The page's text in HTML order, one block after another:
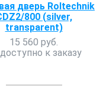
дверь Roltechnik
800 (silver,
transparent)
15 560 руб.
к заказу